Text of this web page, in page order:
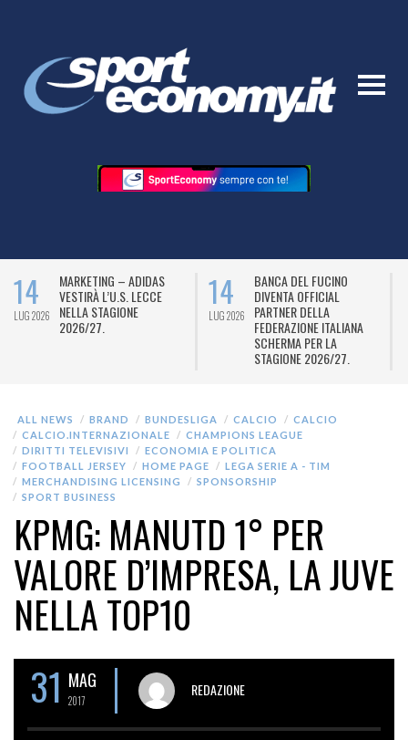
14
LUG 2026
MARKETING – ADIDAS
VESTIRÀ L’U.S. LECCE
NELLA STAGIONE
2026/27.
14
LUG 2026
BANCA DEL FUCINO
DIVENTA OFFICIAL
PARTNER DELLA
FEDERAZIONE ITALIANA
SCHERMA PER LA
STAGIONE 2026/27.
ALL NEWS BRAND BUNDESLIGA CALCIO
CALCIO
CALCIO.INTERNAZIONALE
CHAMPIONS LEAGUE
DIRITTI TELEVISIVI
ECONOMIA E POLITICA
FOOTBALL JERSEY
HOME PAGE
LEGA SERIE A - TIM
MERCHANDISING LICENSING
SPONSORSHIP
SPORT BUSINESS
KPMG: MANUTD 1° PER
VALORE D’IMPRESA, LA JUVE
NELLA TOP10
31 MAG
2017
REDAZIONE